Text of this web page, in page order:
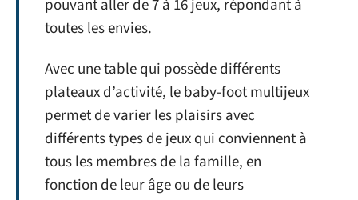
pouvant aller de 7 à 16 jeux, répondant à
toutes les envies.
Avec une table qui possède différents
plateaux d’activité, le baby-foot multijeux
permet de varier les plaisirs avec
différents types de jeux qui conviennent à
tous les membres de la famille, en
fonction de leur âge ou de leurs